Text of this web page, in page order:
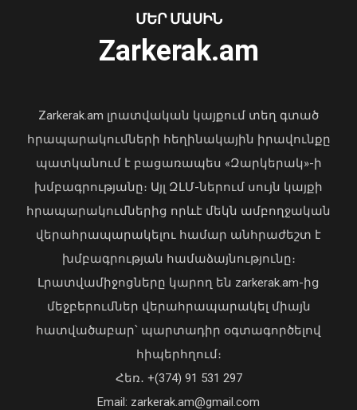
Վահագն Խաչատուրյանն ընդունել է
Picsart ընկերության հիմնադիր և
գործադիր տնօրեն Հովհաննես
06 Օգոստոս, 2026 22:51
«Պարտվեցինք դաժան հիվանդության
04 Օգոստոս, 2026 19:12
Վարչապետ Փաշինյանն այցելել է
«ԷԼԵՎԵՅԹ ԷՅԱՅ» արհեստական
բանականության գործարան
ՄԵՐ ՄԱՍԻՆ
Zarkerak.am
Zarkerak.am լրատվական կայքում տեղ գտած
հրապարակումների հեղինակային իրավունքը
պատկանում է բացառապես «Զարկերակ»-ի
խմբագրությանը։ Այլ ԶԼՄ-ներում սույն կայքի
հրապարակումներից որևէ մեկն ամբողջական
վերահրապարակելու համար անհրաժեշտ է
խմբագրության համաձայնությունը։
Լրատվամիջոցները կարող են zarkerak.am-ից
մեջբերումներ վերահրապարակել միայն
հատվածաբար՝ պարտադիր օգտագործելով
հիպերհղում։
Հեռ․ +(374) 91 531 297
Email: zarkerak.am@gmail.com